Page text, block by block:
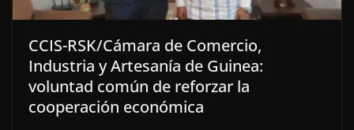
CCIS-RSK/Cámara de Comercio,
Industria y Artesanía de Guinea:
voluntad común de reforzar la
cooperación económica